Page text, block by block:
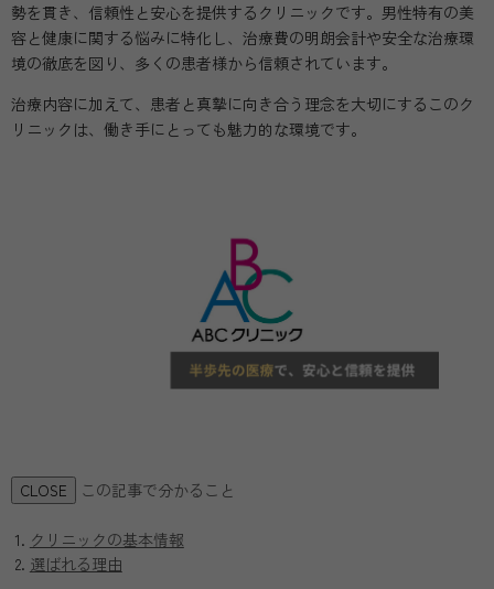
勢を貫き、信頼性と安心を提供するクリニックです。男性特有の美
容と健康に関する悩みに特化し、治療費の明朗会計や安全な治療環
境の徹底を図り、多くの患者様から信頼されています。
治療内容に加えて、患者と真摯に向き合う理念を大切にするこのク
リニックは、働き手にとっても魅力的な環境です。
CLOSE この記事で分かること
クリニックの基本情報
選ばれる理由